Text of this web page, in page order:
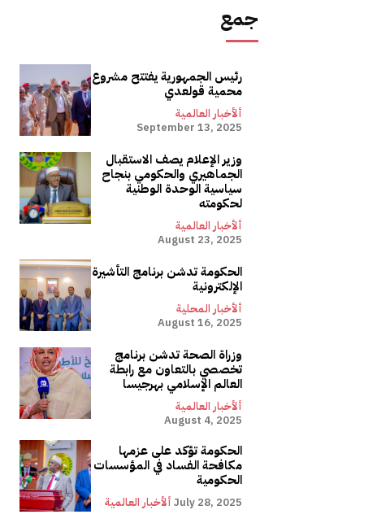
جمع
رئيس الجمهورية يفتتح مشروع
محمية قولعدي
ألأخبار العالمية
September 13, 2025
وزير الإعلام يصف الاستقبال
الجماهيري والحكومي بنجاح
سياسية الوحدة الوطنية
لحكومته
ألأخبار العالمية
August 23, 2025
الحكومة تدشن برنامج التأشيرة
الإلكترونية
ألأخبار المحلية
August 16, 2025
وزراة الصحة تدشن برنامج
تخصصي بالتعاون مع رابطة
العالم الإسلامي بهرجيسا
ألأخبار العالمية
August 4, 2025
الحكومة تؤكد على عزمها
مكافحة الفساد في المؤسسات
الحكومية
ألأخبار العالمية July 28, 2025